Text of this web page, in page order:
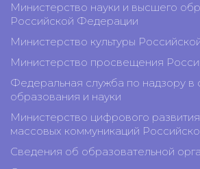
Министерство науки и высшего
Российской Федерации
Министерство культуры
Министерство просвещения
Федеральная служба по надзору в
образования и науки
Министерство цифрового
массовых коммуникаций
Сведения об образовательной